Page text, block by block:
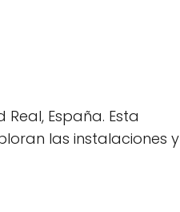
España. Esta
las instalaciones y